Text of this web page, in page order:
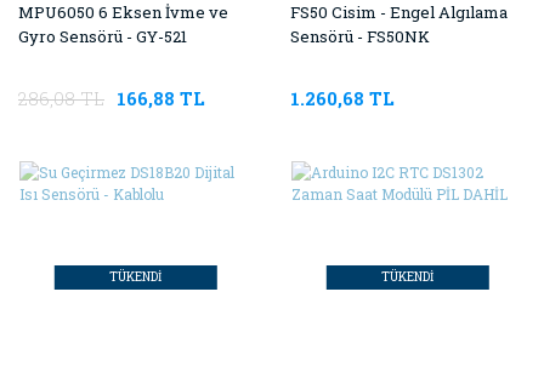
MPU6050 6 Eksen İvme ve
Gyro Sensörü - GY-521
286,08 TL 166,88 TL
FS50 Cisim - Engel Algılama
Sensörü - FS50NK
1.260,68 TL
TÜKENDİ TÜKENDİ